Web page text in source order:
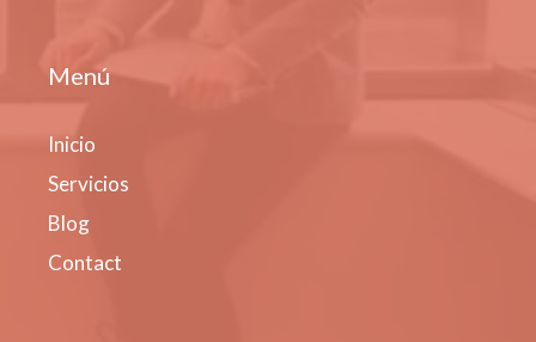
Menú
Inicio
Servicios
Blog
Contact